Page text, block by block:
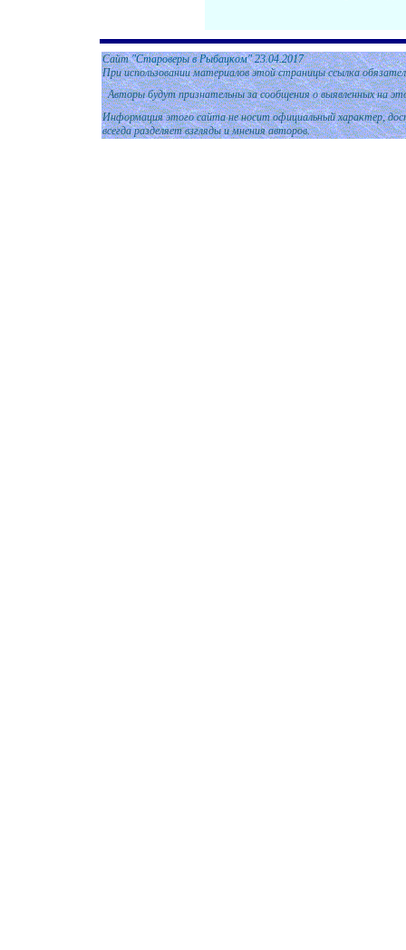
Сайт"Староверы в Рыбацком" 23.04.2017
При использовании материалов этой страницы ссылка
Авторы будут признательны за сообщения о выявленных на
Информация этого сайта не носит официальный характер,
всегда разделяет взгляды и мнения авторов.